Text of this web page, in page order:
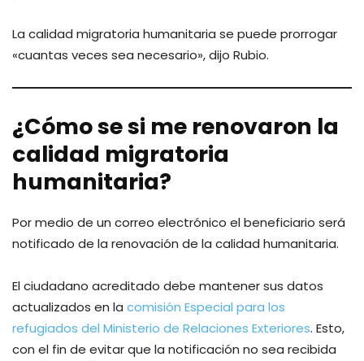
La calidad migratoria humanitaria se puede prorrogar
«cuantas veces sea necesario», dijo Rubio.
¿Cómo se si me renovaron la
calidad migratoria
humanitaria?
Por medio de un correo electrónico el beneficiario será
notificado de la renovación de la calidad humanitaria.
El ciudadano acreditado debe mantener sus datos
actualizados en la comisión Especial para los
refugiados del Ministerio de Relaciones Exteriores. Esto,
con el fin de evitar que la notificación no sea recibida